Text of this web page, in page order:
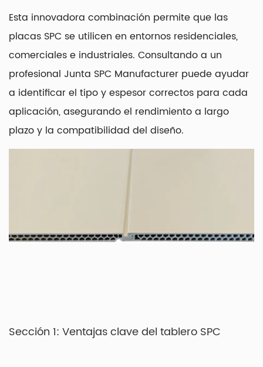
Esta innovadora combinación permite que las
placas SPC se utilicen en entornos residenciales,
comerciales e industriales. Consultando a un
profesional Junta SPC Manufacturer puede ayudar
a identificar el tipo y espesor correctos para cada
aplicación, asegurando el rendimiento a largo
plazo y la compatibilidad del diseño.
Sección 1: Ventajas clave del tablero SPC